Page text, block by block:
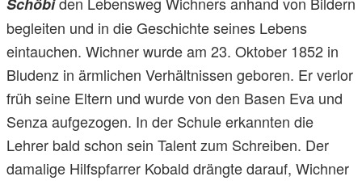
begleiten und in die Geschichte seines Lebens
eintauchen. Wichner wurde am 23. Oktober 1852 in
Bludenz in ärmlichen Verhältnissen geboren. Er verlor
früh seine Eltern und wurde von den Basen Eva und
Senza aufgezogen. In der Schule erkannten die
Lehrer bald schon sein Talent zum Schreiben. Der
damalige Hilfspfarrer Kobald drängte darauf, Wichner